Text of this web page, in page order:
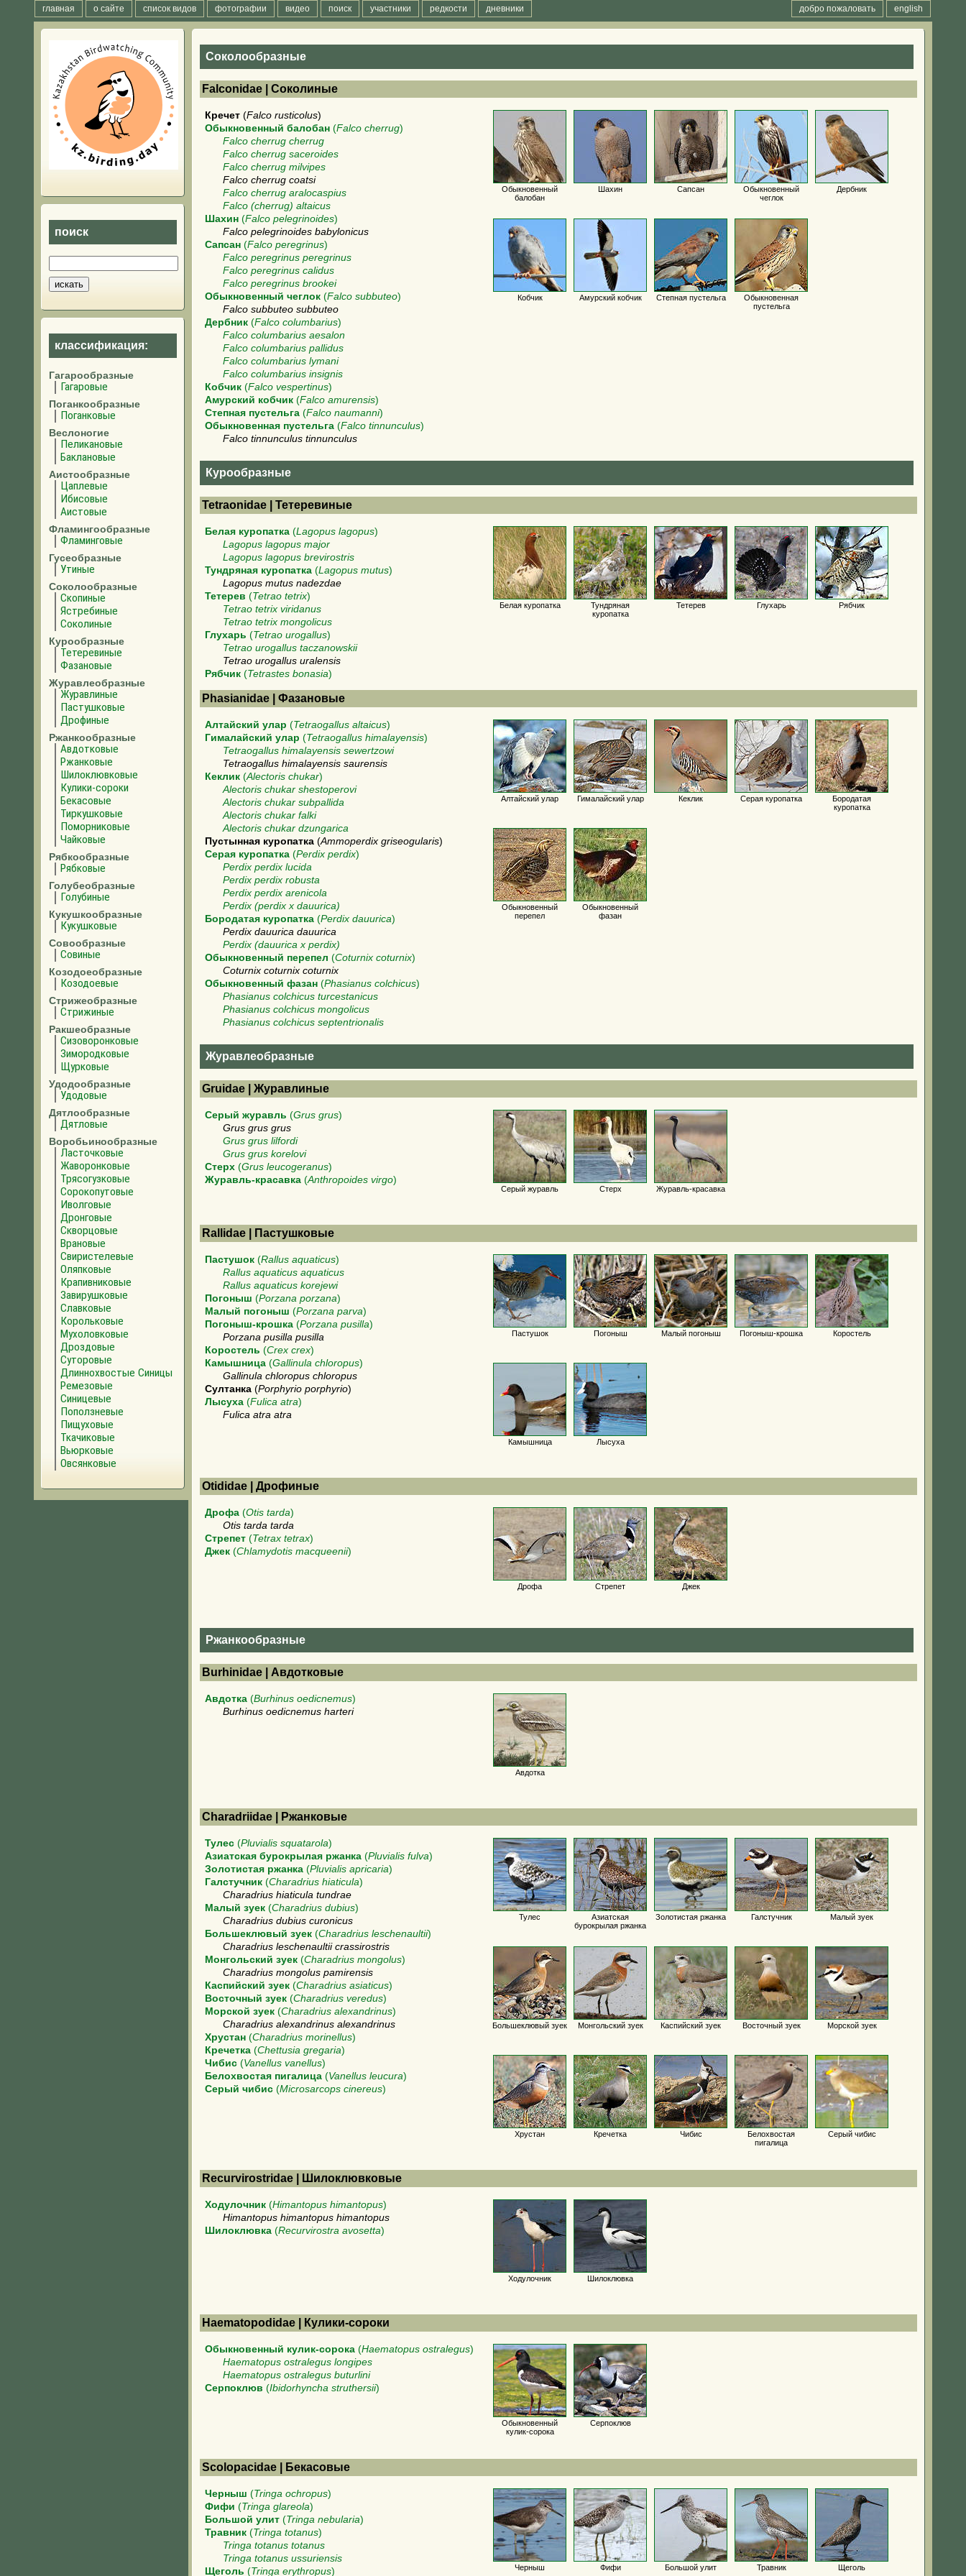
главная о сайте список видов фотографии видео поиск участники редкости дневники english
добро пожаловать
поиск
классификация:
Гагарообразные
Гагаровые
Поганкообразные
Поганковые
Веслоногие
Пеликановые
Баклановые
Аистообразные
Цаплевые
Ибисовые
Аистовые
Фламингообразные
Фламинговые
Гусеобразные
Утиные
Соколообразные
Скопиные
Ястребиные
Соколиные
Курообразные
Тетеревиные
Фазановые
Журавлеобразные
Журавлиные
Пастушковые
Дрофиные
Ржанкообразные
Авдотковые
Ржанковые
Шилоклювковые
Кулики-сороки
Бекасовые
Тиркушковые
Поморниковые
Чайковые
Рябкообразные
Рябковые
Голубеобразные
Голубиные
Кукушкообразные
Кукушковые
Совообразные
Совиные
Козодоеобразные
Козодоевые
Стрижеобразные
Стрижиные
Ракшеобразные
Сизоворонковые
Зимородковые
Щурковые
Удодообразные
Удодовые
Дятлообразные
Дятловые
Воробьинообразные
Ласточковые
Жаворонковые
Трясогузковые
Сорокопутовые
Иволговые
Дронговые
Скворцовые
Врановые
Свиристелевые
Оляпковые
Крапивниковые
Завирушковые
Славковые
Корольковые
Мухоловковые
Дроздовые
Суторовые
Длиннохвостые Синицы
Ремезовые
Синицевые
Поползневые
Пищуховые
Ткачиковые
Вьюрковые
Овсянковые
Соколообразные
Falconidae | Соколиные
Кречет (Falco rusticolus)
Обыкновенный балобан (Falco cherrug)
Falco cherrug cherrug
Falco cherrug saceroides
Falco cherrug milvipes
Falco cherrug coatsi
Falco cherrug aralocaspius
Falco (cherrug) altaicus
Шахин (Falco pelegrinoides)
Falco pelegrinoides babylonicus
Сапсан (Falco peregrinus)
Falco peregrinus peregrinus
Falco peregrinus calidus
Falco peregrinus brookei
Обыкновенный чеглок (Falco subbuteo)
Falco subbuteo subbuteo
Дербник (Falco columbarius)
Falco columbarius aesalon
Falco columbarius pallidus
Falco columbarius lymani
Falco columbarius insignis
Кобчик (Falco vespertinus)
Амурский кобчик (Falco amurensis)
Степная пустельга (Falco naumanni)
Обыкновенная пустельга (Falco tinnunculus)
Falco tinnunculus tinnunculus
Обыкновенный
балобан
Шахин Сапсан
Обыкновенный
чеглок
Дербник
Кобчик Амурский кобчик Степная пустельга
Обыкновенная
пустельга
Курообразные
Tetraonidae | Тетеревиные
Белая куропатка (Lagopus lagopus)
Lagopus lagopus major
Lagopus lagopus brevirostris
Тундряная куропатка (Lagopus mutus)
Lagopus mutus nadezdae
Тетерев (Tetrao tetrix)
Tetrao tetrix viridanus
Tetrao tetrix mongolicus
Глухарь (Tetrao urogallus)
Tetrao urogallus taczanowskii
Tetrao urogallus uralensis
Рябчик (Tetrastes bonasia)
Белая куропатка
Тундряная
куропатка
Тетерев Глухарь Рябчик
Phasianidae | Фазановые
Алтайский улар (Tetraogallus altaicus)
Гималайский улар (Tetraogallus himalayensis)
Tetraogallus himalayensis sewertzowi
Tetraogallus himalayensis saurensis
Кеклик (Alectoris chukar)
Alectoris chukar shestoperovi
Alectoris chukar subpallida
Alectoris chukar falki
Alectoris chukar dzungarica
Пустынная куропатка (Ammoperdix griseogularis)
Серая куропатка (Perdix perdix)
Perdix perdix lucida
Perdix perdix robusta
Perdix perdix arenicola
Perdix (perdix x dauurica)
Бородатая куропатка (Perdix dauurica)
Perdix dauurica dauurica
Perdix (dauurica x perdix)
Обыкновенный перепел (Coturnix coturnix)
Coturnix coturnix coturnix
Обыкновенный фазан (Phasianus colchicus)
Phasianus colchicus turcestanicus
Phasianus colchicus mongolicus
Phasianus colchicus septentrionalis
Алтайский улар Гималайский улар Кеклик Серая куропатка
Бородатая
куропатка
Обыкновенный
перепел
Обыкновенный
фазан
Журавлеобразные
Gruidae | Журавлиные
Серый журавль (Grus grus)
Grus grus grus
Grus grus lilfordi
Grus grus korelovi
Стерх (Grus leucogeranus)
Журавль-красавка (Anthropoides virgo)
Серый журавль Стерх Журавль-красавка
Rallidae | Пастушковые
Пастушок (Rallus aquaticus)
Rallus aquaticus aquaticus
Rallus aquaticus korejewi
Погоныш (Porzana porzana)
Малый погоныш (Porzana parva)
Погоныш-крошка (Porzana pusilla)
Porzana pusilla pusilla
Коростель (Crex crex)
Камышница (Gallinula chloropus)
Gallinula chloropus chloropus
Султанка (Porphyrio porphyrio)
Лысуха (Fulica atra)
Fulica atra atra
Пастушок Погоныш Малый погоныш Погоныш-крошка Коростель
Камышница Лысуха
Otididae | Дрофиные
Дрофа (Otis tarda)
Otis tarda tarda
Стрепет (Tetrax tetrax)
Джек (Chlamydotis macqueenii)
Дрофа Стрепет Джек
Ржанкообразные
Burhinidae | Авдотковые
Авдотка (Burhinus oedicnemus)
Burhinus oedicnemus harteri
Авдотка
Charadriidae | Ржанковые
Тулес (Pluvialis squatarola)
Азиатская бурокрылая ржанка (Pluvialis fulva)
Золотистая ржанка (Pluvialis apricaria)
Галстучник (Charadrius hiaticula)
Charadrius hiaticula tundrae
Малый зуек (Charadrius dubius)
Charadrius dubius curonicus
Большеклювый зуек (Charadrius leschenaultii)
Charadrius leschenaultii crassirostris
Монгольский зуек (Charadrius mongolus)
Charadrius mongolus pamirensis
Каспийский зуек (Charadrius asiaticus)
Восточный зуек (Charadrius veredus)
Морской зуек (Charadrius alexandrinus)
Charadrius alexandrinus alexandrinus
Хрустан (Charadrius morinellus)
Кречетка (Chettusia gregaria)
Чибис (Vanellus vanellus)
Белохвостая пигалица (Vanellus leucura)
Серый чибис (Microsarcops cinereus)
Тулес
Азиатская
бурокрылая ржанка
Золотистая ржанка Галстучник Малый зуек
Большеклювый зуек Монгольский зуек Каспийский зуек Восточный зуек Морской зуек
Хрустан Кречетка Чибис
Белохвостая
пигалица
Серый чибис
Recurvirostridae | Шилоклювковые
Ходулочник (Himantopus himantopus)
Himantopus himantopus himantopus
Шилоклювка (Recurvirostra avosetta)
Ходулочник Шилоклювка
Haematopodidae | Кулики-сороки
Обыкновенный кулик-сорока (Haematopus ostralegus)
Haematopus ostralegus longipes
Haematopus ostralegus buturlini
Серпоклюв (Ibidorhyncha struthersii)
Обыкновенный
кулик-сорока
Серпоклюв
Scolopacidae | Бекасовые
Черныш (Tringa ochropus)
Фифи (Tringa glareola)
Большой улит (Tringa nebularia)
Травник (Tringa totanus)
Tringa totanus totanus
Tringa totanus ussuriensis
Щеголь (Tringa erythropus) Черныш Фифи Большой улит Травник Щеголь